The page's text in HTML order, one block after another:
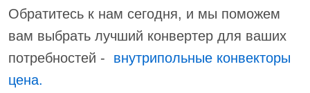
Обратитесь к нам сегодня, и мы поможем
вам выбрать лучший конвертер для ваших
потребностей - внутрипольные конвекторы
цена.